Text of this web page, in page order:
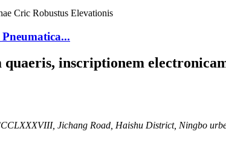
inscriptionem
Jichang Road, Haishu District, Ningbo